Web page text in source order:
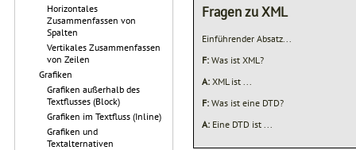
Horizontales
Zusammenfassen von
Spalten
Vertikales Zusammenfassen
von Zeilen
Grafiken
Grafiken außerhalb des
Textflusses (Block)
Grafiken im Textfluss (Inline)
Grafiken und
Textalternativen
Fragen zu XML
Einführender Absatz...
F: Was ist XML?
A: XML ist ...
F: Was ist eine DTD?
A: Eine DTD ist ...